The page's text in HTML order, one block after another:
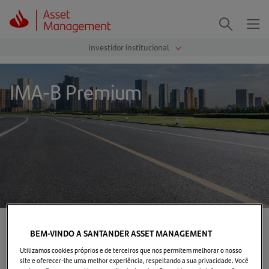
IMA-B Premium
Sobre o Fundo
BEM-VINDO A SANTANDER ASSET MANAGEMENT
Utilizamos cookies próprios e de terceiros que nos permitem melhorar o nosso
site e oferecer-lhe uma melhor experiência, respeitando a sua privacidade. Você